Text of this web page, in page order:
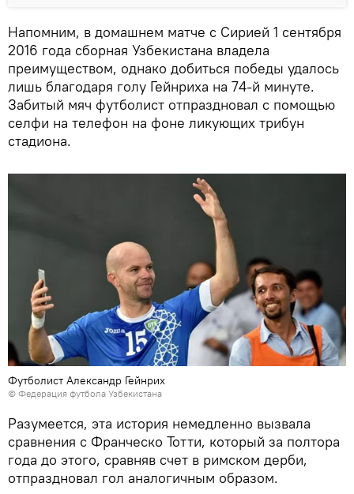
Напомним, в домашнем матче с Сирией 1 сентября
2016 года сборная Узбекистана владела
преимуществом, однако добиться победы удалось
лишь благодаря голу Гейнриха на 74-й минуте.
Забитый мяч футболист отпраздновал с помощью
селфи на телефон на фоне ликующих трибун
стадиона.
Футболист Александр Гейнрих
© Федерация футбола Узбекистана
Разумеется, эта история немедленно вызвала
сравнения с Франческо Тотти, который за полтора
года до этого, сравняв счет в римском дерби,
отпраздновал гол аналогичным образом.